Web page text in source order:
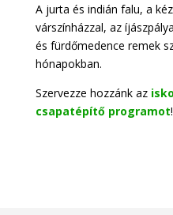
A jurta és indián falu, a
várszínházzal, az
és fürdőmedence remek
hónapokban.
Szervezze hozzánk az
csapatépítő programot